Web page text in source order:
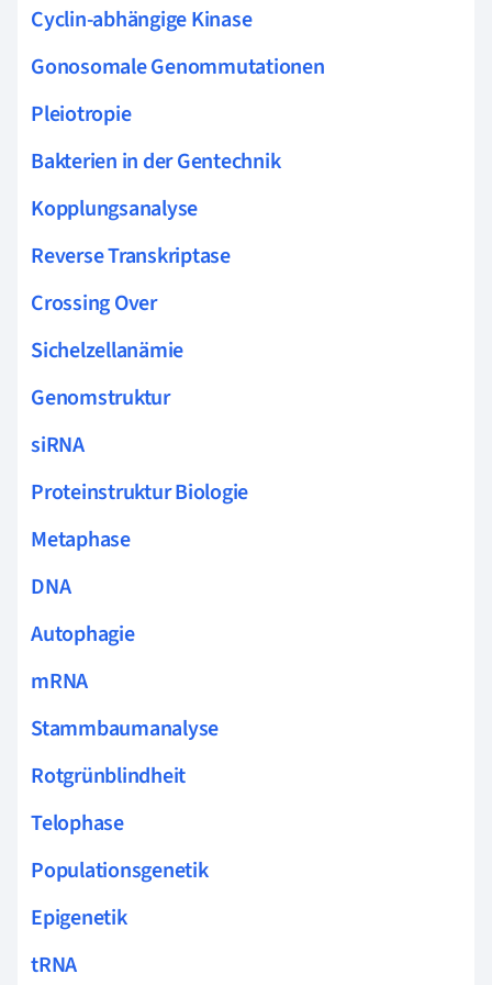
Cyclin-abhängige Kinase
Gonosomale Genommutationen
Pleiotropie
Bakterien in der Gentechnik
Kopplungsanalyse
Reverse Transkriptase
Crossing Over
Sichelzellanämie
Genomstruktur
siRNA
Proteinstruktur Biologie
Metaphase
DNA
Autophagie
mRNA
Stammbaumanalyse
Rotgrünblindheit
Telophase
Populationsgenetik
Epigenetik
tRNA